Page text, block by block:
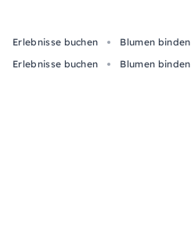
Erlebnisse buchen Blumen binden
Erlebnisse buchen
Blumen binden